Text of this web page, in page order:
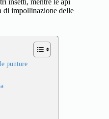
insetti, mentre le api
di impollinazione delle
punture